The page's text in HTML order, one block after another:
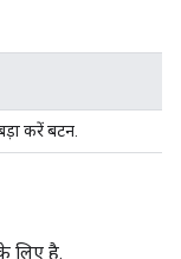
करें बटन.
लिए है.